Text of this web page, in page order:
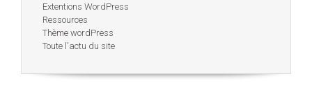
Extentions WordPress
Ressources
Thème wordPress
Toute l'actu du site